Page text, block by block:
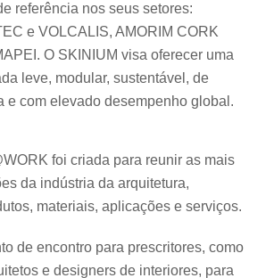
referência nos seus setores:
e VOLCALIS, AMORIM CORK
O SKINIUM visa oferecer uma
leve, modular, sustentável, de
e com elevado desempenho global.
foi criada para reunir as mais
da indústria da arquitetura,
materiais, aplicações e serviços.
de encontro para prescritores, como
e designers de interiores, para